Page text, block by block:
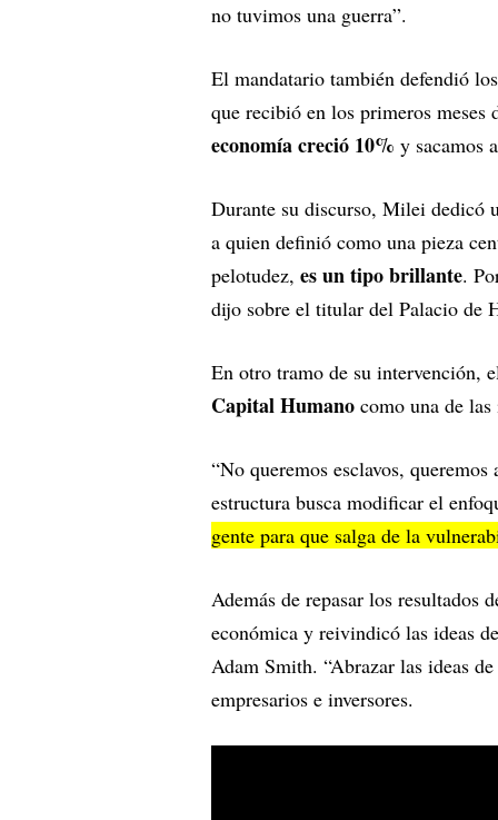
no tuvimos una guerra”.
El mandatario también defendió
que recibió en los primeros
economía creció 10% y sacamos
Durante su discurso, Milei dedicó
a quien definió como una pieza
pelotudez, es un tipo brillante.
dijo sobre el titular del Palacio de
En otro tramo de su intervención,
Capital Humano como una de
“No queremos esclavos,
estructura busca modificar el
gente para que salga de la
Además de repasar los resultados
económica y reivindicó las ideas
Adam Smith. “Abrazar las ideas
empresarios e inversores.